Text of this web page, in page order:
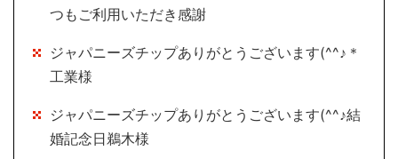
つもご利用いただき感謝
ジャパニーズチップありがとうございます(^^♪＊
工業様
ジャパニーズチップありがとうございます(^^♪結
婚記念日鵜木様